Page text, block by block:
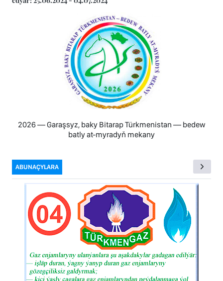
2026 — Garaşsyz, baky Bitarap Türkmenistan — bedew
batly at-myradyň mekany
ABUNAÇYLARA